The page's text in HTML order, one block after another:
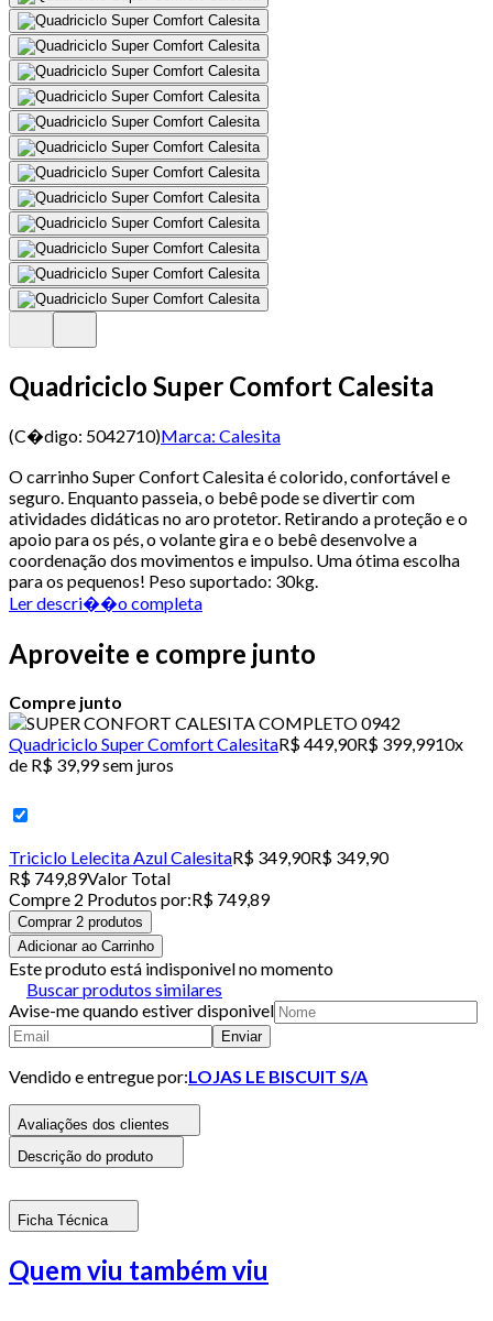
Quadriciclo Super Comfort Calesita
(C�digo: 5042710)Marca: Calesita
O carrinho Super Confort Calesita é colorido, confortável e
seguro. Enquanto passeia, o bebê pode se divertir com
atividades didáticas no aro protetor. Retirando a proteção e o
apoio para os pés, o volante gira e o bebê desenvolve a
coordenação dos movimentos e impulso. Uma ótima escolha
para os pequenos! Peso suportado: 30kg.
Ler descri��o completa
Aproveite e compre junto
Compre junto
Quadriciclo Super Comfort CalesitaR$ 449,90R$ 399,9910x
de R$ 39,99 sem juros
Triciclo Lelecita Azul CalesitaR$ 349,90R$ 349,90
R$ 749,89Valor Total
Compre 2 Produtos por:R$ 749,89
Comprar 2 produtos
Adicionar ao Carrinho
Este produto está indisponivel no momento
Buscar produtos similares
Avise-me quando estiver disponivel
Enviar
Vendido e entregue por:LOJAS LE BISCUIT S/A
Avaliações dos clientes
Descrição do produto
Ficha Técnica
Quem viu também viu